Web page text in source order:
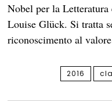
Nobel per la Letteratura
Louise Glück. Si tratta
riconoscimento al
2016